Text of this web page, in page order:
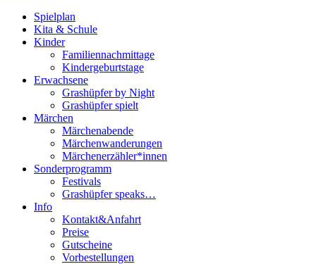
Spielplan
Kita & Schule
Kinder
Familiennachmittage
Kindergeburtstage
Erwachsene
Grashüpfer by Night
Grashüpfer spielt
Märchen
Märchenabende
Märchenwanderungen
Märchenerzähler*innen
Sonderprogramm
Festivals
Grashüpfer speaks…
Info
Kontakt&Anfahrt
Preise
Gutscheine
Vorbestellungen